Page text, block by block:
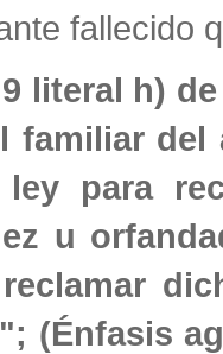
fallecido
literal h)
familiar
para
u
(Énfasis